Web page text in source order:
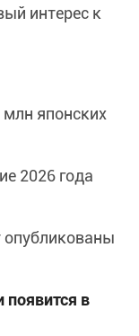
интерес к
японских
2026 года
опубликованы
в